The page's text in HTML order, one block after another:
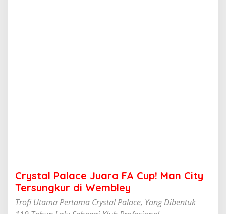
y
T
e
r
Crystal Palace Juara FA Cup! Man City
Tersungkur di Wembley
Trofi Utama Pertama Crystal Palace, Yang Dibentuk